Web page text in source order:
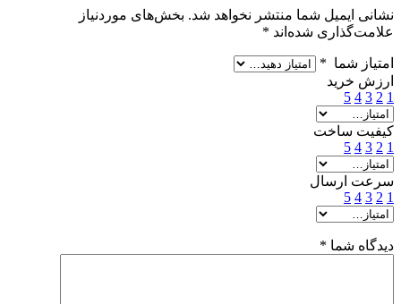
نشانی ایمیل شما منتشر نخواهد شد. بخش‌های موردنیاز
علامت‌گذاری شده‌اند *
امتیاز شما *
ارزش خرید
1
2
3
4
5
کیفیت ساخت
1
2
3
4
5
سرعت ارسال
1
2
3
4
5
دیدگاه شما *